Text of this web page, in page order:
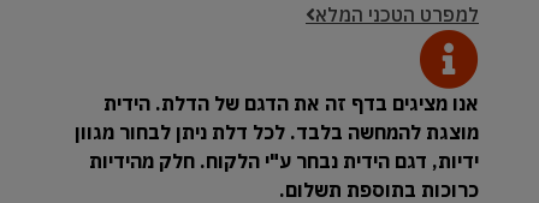
למפרט הטכני המלא
אנו מציגים בדף זה את הדגם של הדלת. הידית
מוצגת להמחשה בלבד. לכל דלת ניתן לבחור מגוון
ידיות, דגם הידית נבחר ע"י הלקוח. חלק מהידיות
כרוכות בתוספת תשלום.